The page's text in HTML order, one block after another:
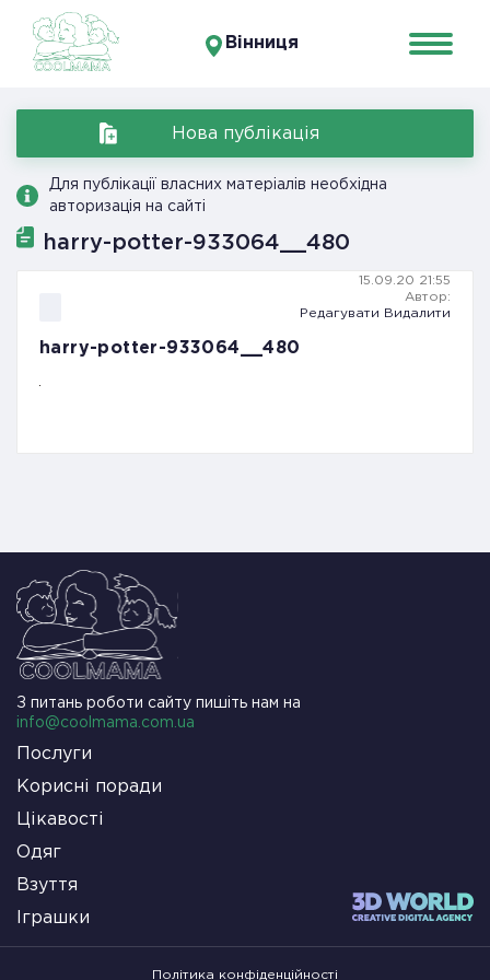
Вінниця
Нова публікація
Для публікації власних матеріалів необхідна
авторизація на сайті
harry-potter-933064__480
15.09.20 21:55
Автор:
Редагувати
Видалити
harry-potter-933064__480
З питань роботи сайту пишіть нам на
info@coolmama.com.ua
Послуги
Корисні поради
Цікавості
Одяг
Взуття
Іграшки
Політика конфіденційності